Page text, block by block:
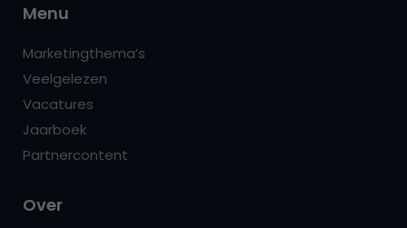
Menu
Marketingthema’s
Veelgelezen
Vacatures
Jaarboek
Partnercontent
Over